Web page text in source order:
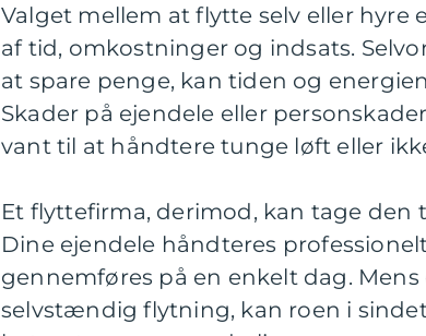
Valget mellem at flytte selv eller
af tid, omkostninger og indsats.
at spare penge, kan tiden og
Skader på ejendele eller
vant til at håndtere tunge løft eller
Et flyttefirma, derimod, kan tage den
Dine ejendele håndteres
gennemføres på en enkelt dag.
selvstændig flytning, kan roen i